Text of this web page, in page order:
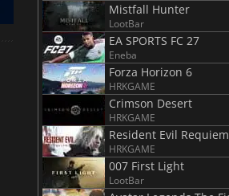
6.76€
Mistfall Hunter
LootBar
EA SPORTS FC 27
Eneba
Forza Horizon 6
HRKGAME
Crimson Desert
HRKGAME
Resident Evil Requiem
HRKGAME
007 First Light
LootBar